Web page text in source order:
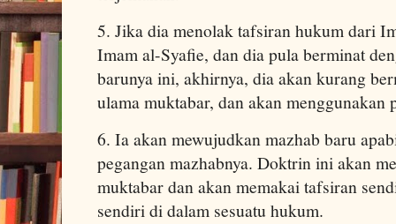
5. Jika dia menolak tafsiran hukum dari
Imam al-Syafie, dan dia pula berminat
barunya ini, akhirnya, dia akan kurang
ulama muktabar, dan akan menggunakan
6. Ia akan mewujudkan mazhab baru
pegangan mazhabnya. Doktrin ini akan
muktabar dan akan memakai tafsiran
sendiri di dalam sesuatu hukum.